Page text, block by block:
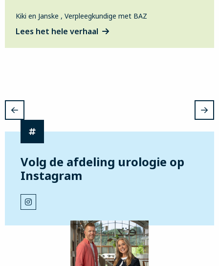
Kiki en Janske , Verpleegkundige met BAZ
Lees het hele verhaal
Volg de afdeling urologie op
Instagram
Bezoek